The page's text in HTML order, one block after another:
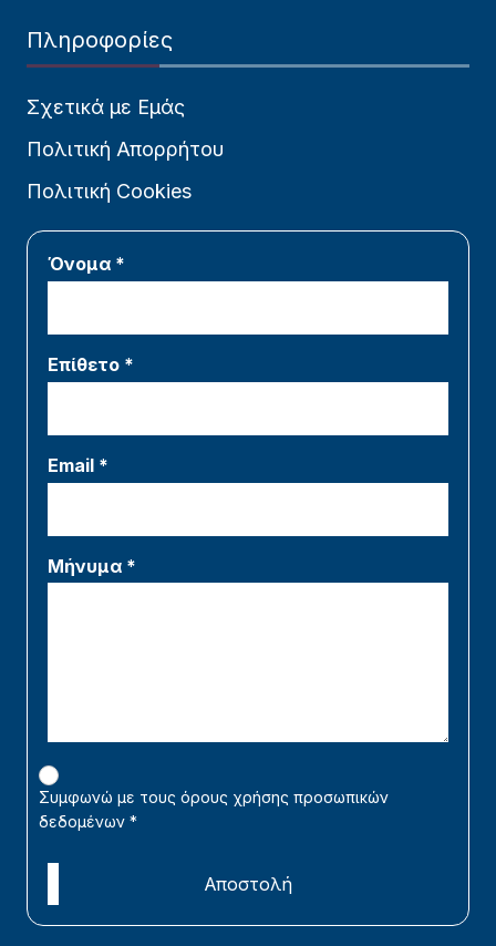
Πληροφορίες
Σχετικά με Εμάς
Πολιτική Απορρήτου
Πολιτική Cookies
Όνομα *
Επίθετο *
Email *
Μήνυμα *
Συμφωνώ με τους όρους χρήσης προσωπικών
δεδομένων *
Αποστολή